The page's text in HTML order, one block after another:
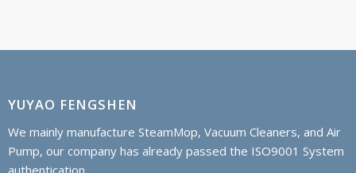
YUYAO FENGSHEN
We mainly manufacture SteamMop, Vacuum Cleaners, and Air
Pump, our company has already passed the ISO9001 System
authentication .